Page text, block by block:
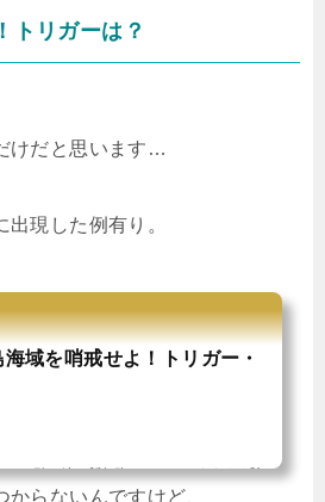
トリガーは？
けだと思います…
出現した例有り。
域を哨戒せよ！トリガー・
では引き続き新任務やっていきますよ★陸
らないんですけど、